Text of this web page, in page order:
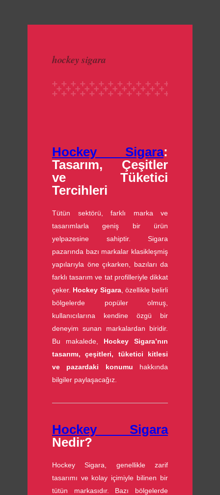
hockey sigara
Hockey Sigara:
Tasarım, Çeşitler
ve Tüketici
Tercihleri
Tütün sektörü, farklı marka ve
tasarımlarla geniş bir ürün
yelpazesine sahiptir. Sigara
pazarında bazı markalar klasikleşmiş
yapılarıyla öne çıkarken, bazıları da
farklı tasarım ve tat profilleriyle dikkat
çeker. Hockey Sigara, özellikle belirli
bölgelerde popüler olmuş,
kullanıcılarına kendine özgü bir
deneyim sunan markalardan biridir.
Bu makalede, Hockey Sigara’nın
tasarımı, çeşitleri, tüketici kitlesi
ve pazardaki konumu hakkında
bilgiler paylaşacağız.
Hockey Sigara
Nedir?
Hockey Sigara, genellikle zarif
tasarımı ve kolay içimiyle bilinen bir
tütün markasıdır. Bazı bölgelerde